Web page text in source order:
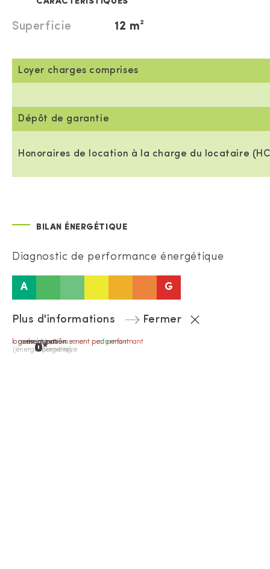
Superficie 12 m²
Loyer charges comprises
Dépôt de garantie
Honoraires de location à la charge du locataire
BILAN ÉNERGÉTIQUE
Diagnostic de performance énergétique
A G
Plus d'informations Fermer
logement extrêmement performant
logement extrêmement peu performant
passoire
énergétique
consommation
(énergie primaire)
émissions
0
0*